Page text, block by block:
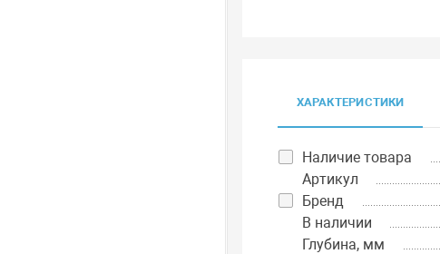
ХАРАКТЕРИСТИКИ
Наличие товара
Артикул
Бренд
В наличии
Глубина, мм